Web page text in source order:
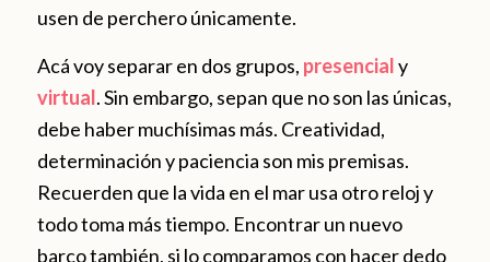
usen de perchero únicamente.
Acá voy separar en dos grupos, presencialy
virtual. Sin embargo, sepan que no son las únicas,
debe haber muchísimas más. Creatividad,
determinación y paciencia son mis premisas.
Recuerden que la vida en el mar usa otro reloj y
todo toma más tiempo. Encontrar un nuevo
barco también, si lo comparamos con hacer dedo